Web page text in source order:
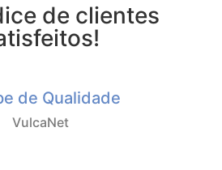
de clientes
de Qualidade
VulcaNet